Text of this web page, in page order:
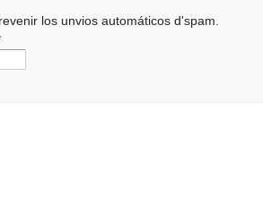
los unvios automáticos d'spam.